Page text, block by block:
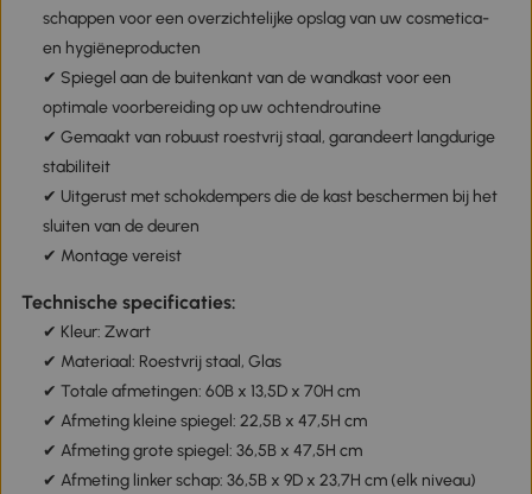
schappen voor een overzichtelijke opslag van uw cosmetica-
en hygiëneproducten
✔ Spiegel aan de buitenkant van de wandkast voor een
optimale voorbereiding op uw ochtendroutine
✔ Gemaakt van robuust roestvrij staal, garandeert langdurige
stabiliteit
✔ Uitgerust met schokdempers die de kast beschermen bij het
sluiten van de deuren
✔ Montage vereist
Technische specificaties:
✔ Kleur: Zwart
✔ Materiaal: Roestvrij staal, Glas
✔ Totale afmetingen: 60B x 13,5D x 70H cm
✔ Afmeting kleine spiegel: 22,5B x 47,5H cm
✔ Afmeting grote spiegel: 36,5B x 47,5H cm
✔ Afmeting linker schap: 36,5B x 9D x 23,7H cm (elk niveau)